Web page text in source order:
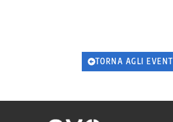
TORNA AGLI EVENTI